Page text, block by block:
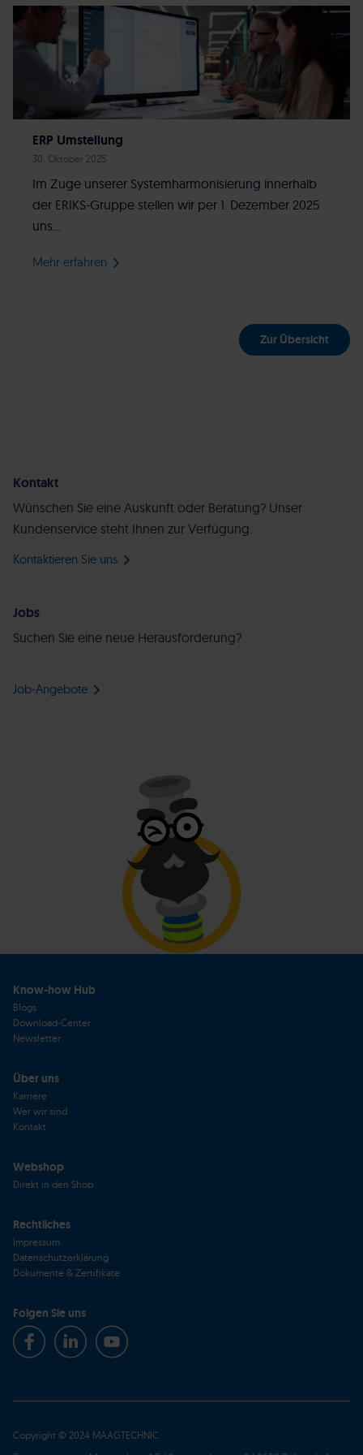
ERP Umstellung
30. Oktober 2025
Im Zuge unserer Systemharmonisierung innerhalb
der ERIKS-Gruppe stellen wir per 1. Dezember 2025
uns...
Mehr erfahren
Zur Übersicht
Kontakt
Wünschen Sie eine Auskunft oder Beratung? Unser
Kundenservice steht Ihnen zur Verfügung.
Kontaktieren Sie uns
Jobs
Suchen Sie eine neue Herausforderung?
Job-Angebote
Know-how Hub
Blogs
Download-Center
Newsletter
Über uns
Karriere
Wer wir sind
Kontakt
Webshop
Direkt in den Shop
Rechtliches
Impressum
Datenschutzerklärung
Dokumente & Zertifikate
Folgen Sie uns
Copyright © 2024 MAAGTECHNIC